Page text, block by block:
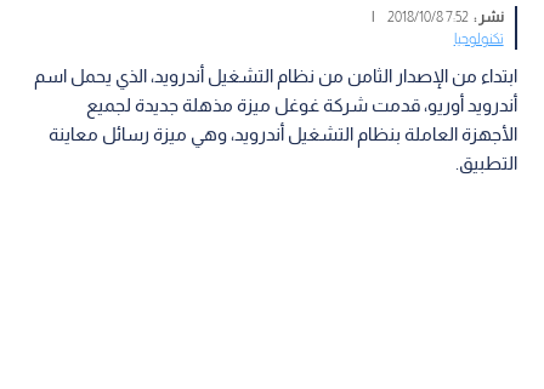
نشر :7:52 2018/10/8
|
تكنولوجيا
ابتداء من الإصدار الثامن من نظام التشغيل أندرويد، الذي يحمل اسم
أندرويد أوريو، قدمت شركة غوغل ميزة مذهلة جديدة لجميع
الأجهزة العاملة بنظام التشغيل أندرويد، وهي ميزة رسائل معاينة
التطبيق.